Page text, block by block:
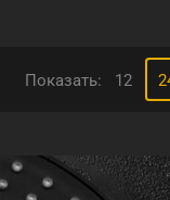
Показать: 12